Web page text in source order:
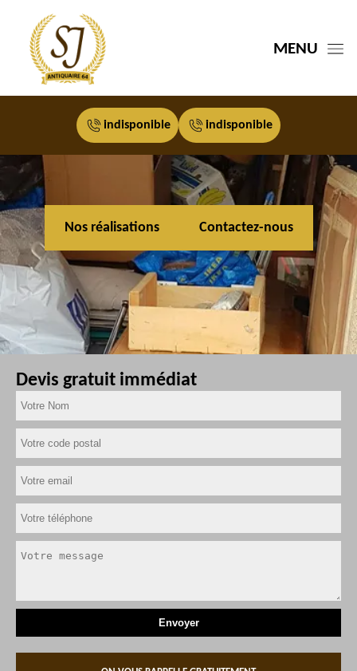
MENU
indisponible indisponible
Nos réalisations Contactez-nous
Devis gratuit immédiat